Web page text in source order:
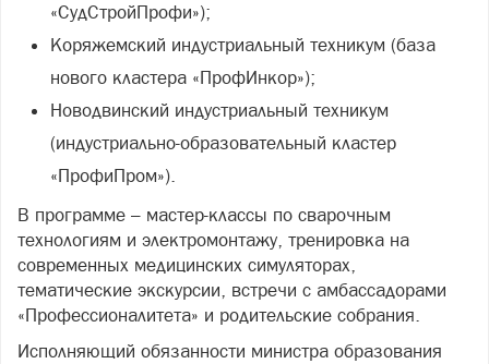
«СудСтройПрофи»);
Коряжемский индустриальный техникум (база
нового кластера «ПрофИнкор»);
Новодвинский индустриальный техникум
(индустриально-образовательный кластер
«ПрофиПром»).
В программе – мастер-классы по сварочным
технологиям и электромонтажу, тренировка на
современных медицинских симуляторах,
тематические экскурсии, встречи с амбассадорами
«Профессионалитета» и родительские собрания.
Исполняющий обязанности министра образования